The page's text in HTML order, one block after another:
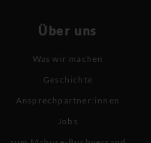
Über uns
Was wir machen
Geschichte
Ansprechpartner:innen
Jobs